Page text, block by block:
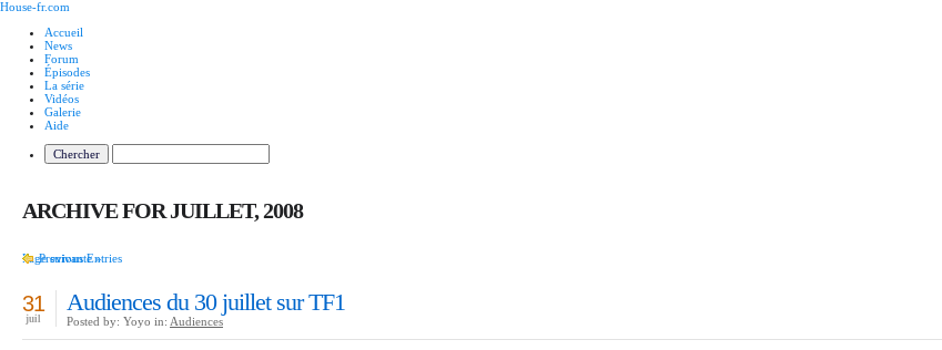
House-fr.com
Accueil
News
Forum
Épisodes
La série
Vidéos
Galerie
Aide
ARCHIVE FOR JUILLET, 2008
Previous Entries
Page suivante »
Audiences du 30 juillet sur TF1
31
juil Posted by: Yoyo in: Audiences